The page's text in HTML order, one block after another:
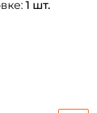
1 шт.